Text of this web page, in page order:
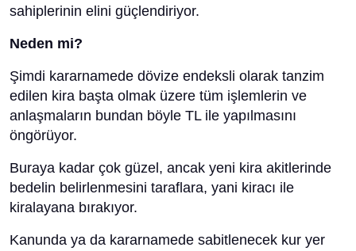
sahiplerinin elini güçlendiriyor.
Neden mi?
Şimdi kararnamede dövize endeksli olarak tanzim
edilen kira başta olmak üzere tüm işlemlerin ve
anlaşmaların bundan böyle TL ile yapılmasını
öngörüyor.
Buraya kadar çok güzel, ancak yeni kira akitlerinde
bedelin belirlenmesini taraflara, yani kiracı ile
kiralayana bırakıyor.
Kanunda ya da kararnamede sabitlenecek kur yer